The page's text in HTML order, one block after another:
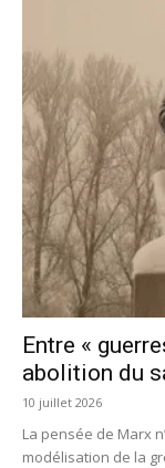
Entre «
abolition du
10 juillet 2026
La pensée de Marx
modélisation de la